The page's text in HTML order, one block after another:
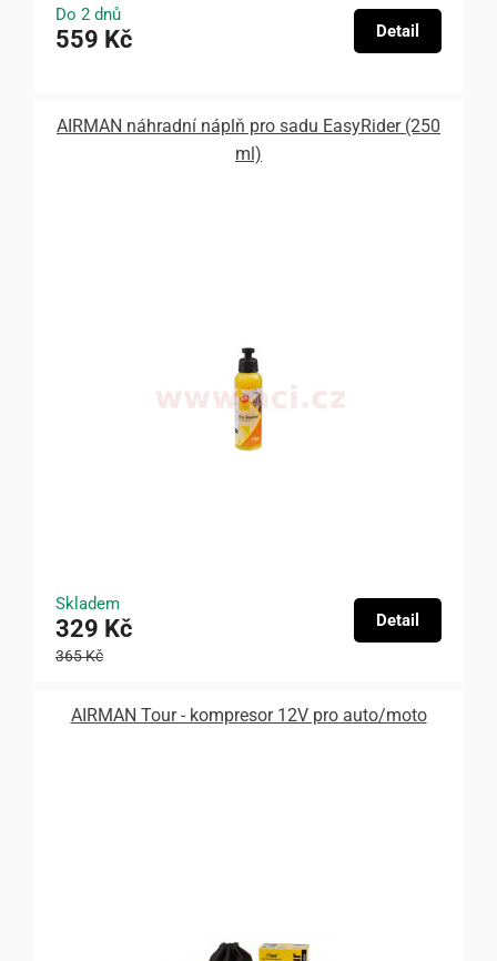
Do 2 dnů
559 Kč Detail
AIRMAN náhradní náplň pro sadu EasyRider (250
ml)
Skladem
329 Kč
365 Kč
Detail
AIRMAN Tour - kompresor 12V pro auto/moto